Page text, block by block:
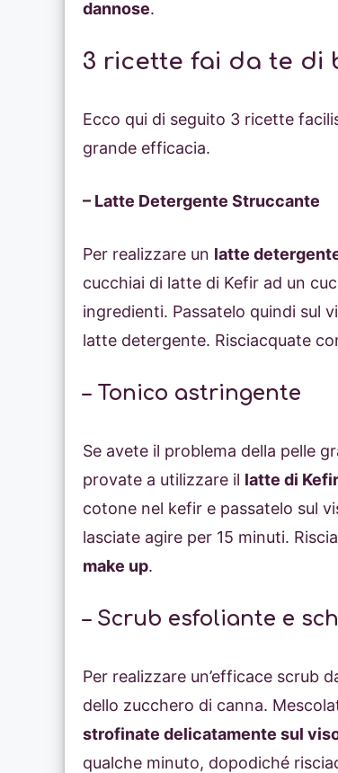
dannose.
3 ricette fai da te di
Ecco qui di seguito 3 ricette
grande efficacia.
– Latte Detergente Struccante
Per realizzare un latte
cucchiai di latte di Kefir ad un
ingredienti. Passatelo quindi sul
latte detergente. Risciacquate
– Tonico astringente
Se avete il problema della pelle
provate a utilizzare il latte di
cotone nel kefir e passatelo sul
lasciate agire per 15 minuti.
make up.
– Scrub esfoliante e
Per realizzare un’efficace scrub
dello zucchero di canna.
strofinate delicatamente sul
qualche minuto, dopodiché